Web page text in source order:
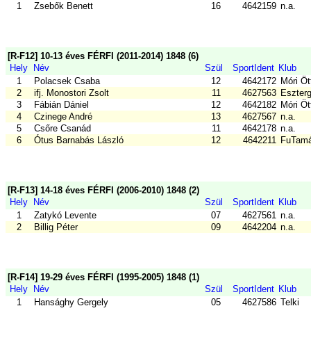
1
Zsebők Benett 16 4642159 n.a.
[R-F12] 10-13 éves FÉRFI (2011-2014) 1848 (6)
Hely
Név Szül SportIdent Klub
1
Polacsek Csaba 12 4642172 Móri
2
ifj. Monostori Zsolt 11 4627563
3
Fábián Dániel 12 4642182 Móri
4
Czinege André 13 4627567 n.a.
5
Csőre Csanád 11 4642178 n.a.
6
Ótus Barnabás László 12 4642211
[R-F13] 14-18 éves FÉRFI (2006-2010) 1848 (2)
Hely
Név Szül SportIdent Klub
1
Zatykó Levente 07 4627561 n.a.
2
Billig Péter 09 4642204 n.a.
[R-F14] 19-29 éves FÉRFI (1995-2005) 1848 (1)
Hely
Név Szül SportIdent Klub
1
Hansághy Gergely 05 4627586 Telki